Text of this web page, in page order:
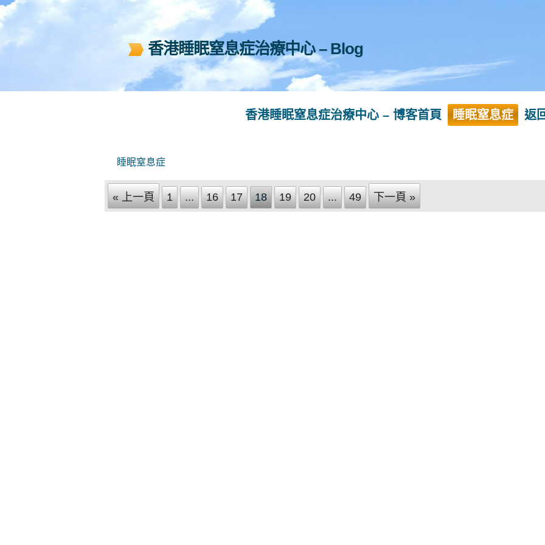
香港睡眠窒息症治療中心 – Blog
香港睡眠窒息症治療中心 – 博客首頁 睡眠窒息症 返
睡眠窒息症
« 上一頁 1 ... 16 17 18 19 20 ... 49 下一頁 »